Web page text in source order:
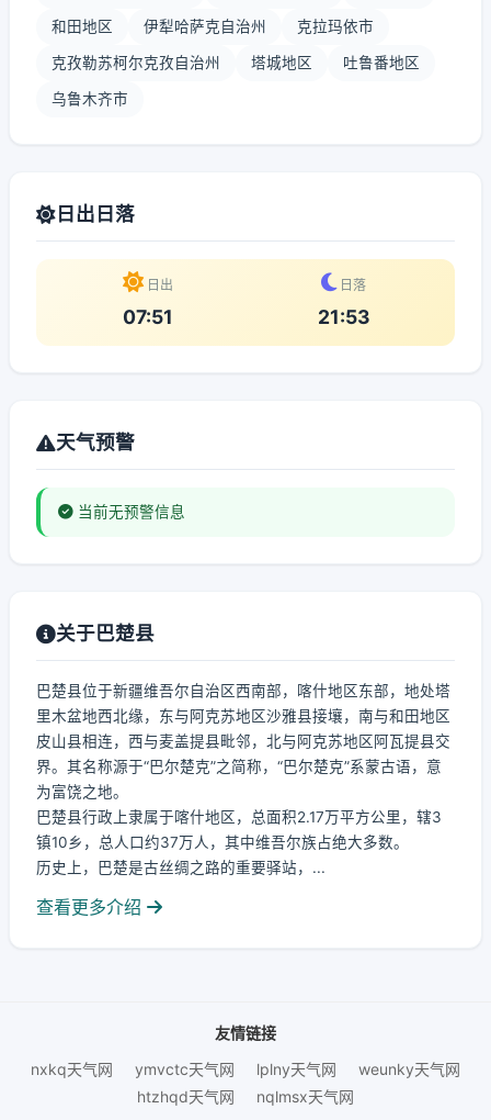
和田地区 伊犁哈萨克自治州 克拉玛依市
克孜勒苏柯尔克孜自治州 塔城地区 吐鲁番地区
乌鲁木齐市
日出日落
日出
07:51
日落
21:53
天气预警
当前无预警信息
关于巴楚县
巴楚县位于新疆维吾尔自治区西南部，喀什地区东部，地处塔
里木盆地西北缘，东与阿克苏地区沙雅县接壤，南与和田地区
皮山县相连，西与麦盖提县毗邻，北与阿克苏地区阿瓦提县交
界。其名称源于“巴尔楚克”之简称，“巴尔楚克”系蒙古语，意
为富饶之地。
巴楚县行政上隶属于喀什地区，总面积2.17万平方公里，辖3
镇10乡，总人口约37万人，其中维吾尔族占绝大多数。
历史上，巴楚是古丝绸之路的重要驿站，...
查看更多介绍
友情链接
nxkq天气网
ymvctc天气网 lplny天气网
weunky天气网
htzhqd天气网
nqlmsx天气网